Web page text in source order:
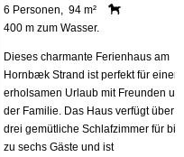
6 Personen, 94 m²
400 m zum Wasser.
Dieses charmante Ferienhaus am
Hornbæk Strand ist perfekt für einen
erholsamen Urlaub mit Freunden
der Familie. Das Haus verfügt über
drei gemütliche Schlafzimmer für bis
zu sechs Gäste und ist